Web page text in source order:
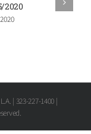
2020
| 323-227-1400 |